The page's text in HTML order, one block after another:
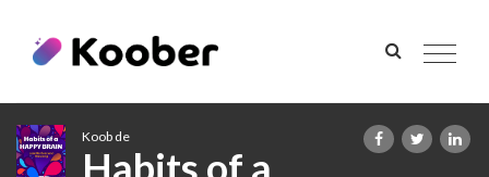
Toggle
Koob de
Habits of a